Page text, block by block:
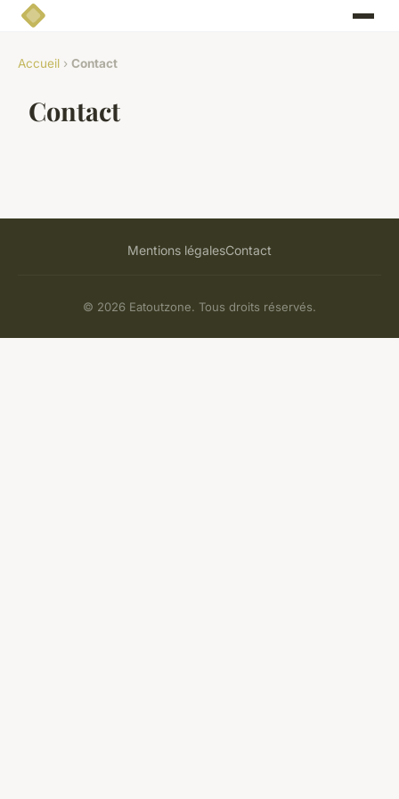
Accueil › Contact
Contact
Mentions légalesContact
© 2026 Eatoutzone. Tous droits réservés.